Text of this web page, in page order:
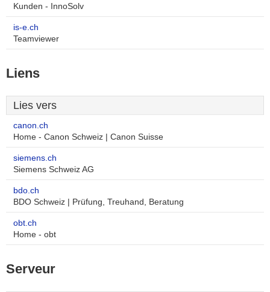
Kunden - InnoSolv
is-e.ch
Teamviewer
Liens
Lies vers
canon.ch
Home - Canon Schweiz | Canon Suisse
siemens.ch
Siemens Schweiz AG
bdo.ch
BDO Schweiz | Prüfung, Treuhand, Beratung
obt.ch
Home - obt
Serveur